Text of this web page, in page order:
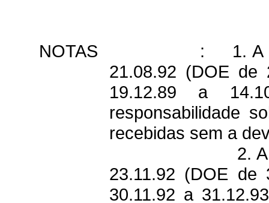
NOTAS :
1.
21.08.92 (DOE de
19.12.89 a
responsabilidade
recebidas sem a
2.
23.11.92 (DOE de
30.11.92 a